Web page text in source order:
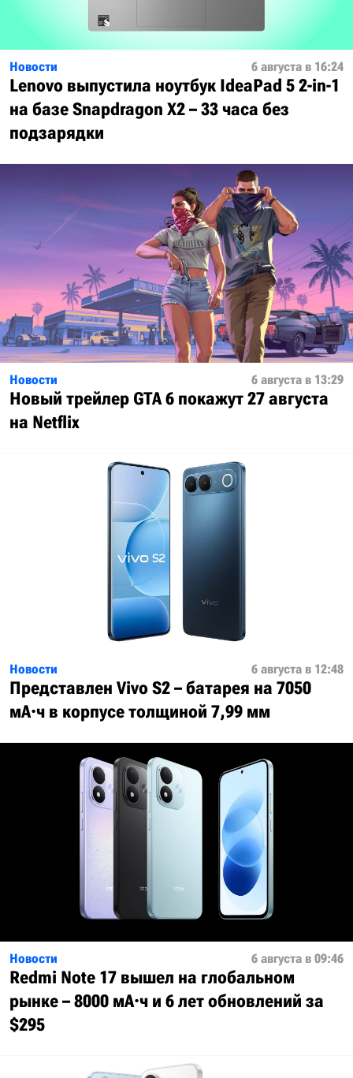
Новости 6 августа в 16:24
Lenovo выпустила ноутбук IdeaPad 5 2-in-1
на базе Snapdragon X2 – 33 часа без
подзарядки
Новости 6 августа в 13:29
Новый трейлер GTA 6 покажут 27 августа
на Netflix
Новости 6 августа в 12:48
Представлен Vivo S2 – батарея на 7050
мА·ч в корпусе толщиной 7,99 мм
Новости 6 августа в 09:46
Redmi Note 17 вышел на глобальном
рынке – 8000 мА·ч и 6 лет обновлений за
$295